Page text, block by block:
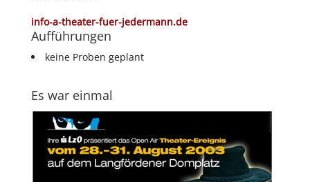
info-a-theater-fuer-jedermann.de
Aufführungen
keine Proben geplant
Es war einmal